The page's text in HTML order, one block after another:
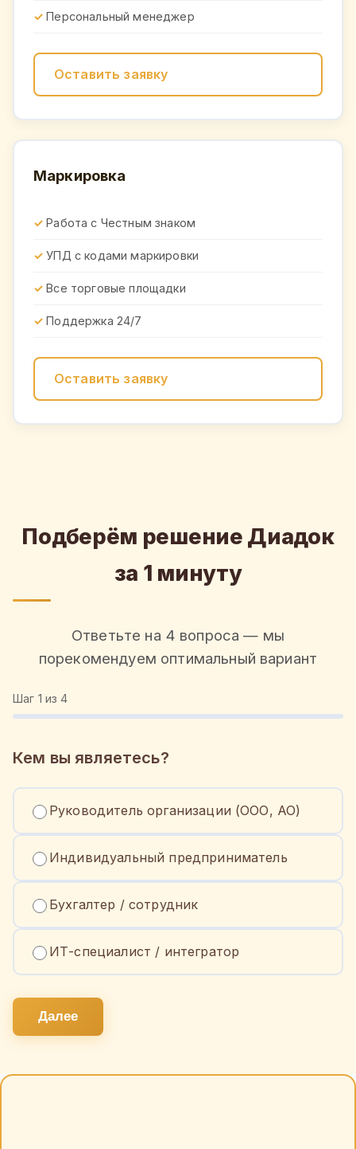
Персональный менеджер
Оставить заявку
Маркировка
Работа с Честным знаком
УПД с кодами маркировки
Все торговые площадки
Поддержка 24/7
Оставить заявку
Подберём решение Диадок
за 1 минуту
Ответьте на 4 вопроса — мы
порекомендуем оптимальный вариант
Шаг 1 из 4
Кем вы являетесь?
Руководитель организации (ООО, АО)
Индивидуальный предприниматель
Бухгалтер / сотрудник
ИТ-специалист / интегратор
Далее